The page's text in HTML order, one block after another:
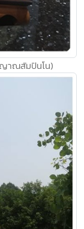
ญาณสัมปันโน)